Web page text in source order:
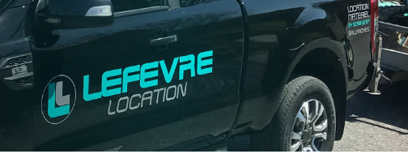
Outillage bâtiment
Energie